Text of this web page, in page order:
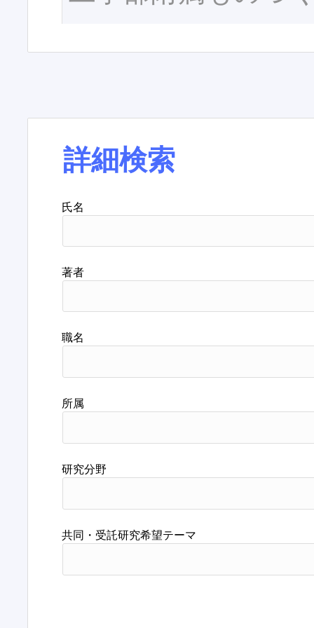
詳細検索
氏名
著者
職名
所属
研究分野
共同・受託研究希望テーマ